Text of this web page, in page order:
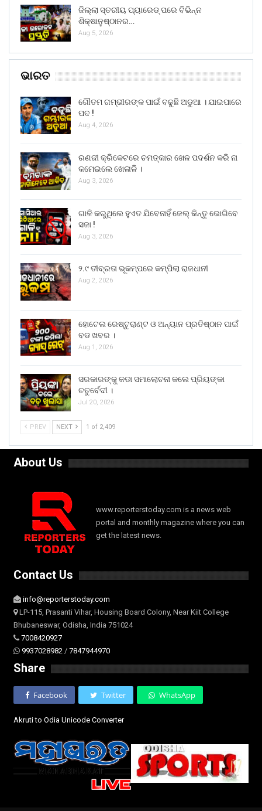
ଜିଲ୍ଲା ସ୍ତରୀୟ ପ୍ୟାରେଡ୍ ପରେ ବିଭିନ୍ନ
ଶିକ୍ଷାନୁଷ୍ଠାନର…
Aug 5, 2026
ଭାରତ
ଗୌତମ ଗମ୍ଭୀରଙ୍କ ପାଇଁ ବଢୁଛି ଅଡୁଆ । ଯାଇପାରେ
ପଦ !
Aug 4, 2026
ରଣଜୀ କ୍ରିକେଟରେ ଚମତ୍କାର ଖେଳ ପଦର୍ଶନ କରି ନା
କମେଇଲେ ଖେଳାଳି ।
Aug 3, 2026
ଗାଳି କରୁଥିଲେ ହୁଏତ ଯିବେନାହିଁ ଜେଲ୍ କିନ୍ତୁ ଭୋଗିବେ
ସଜା !
Aug 3, 2026
୨.୯ ତୀବ୍ରତା ଭୂକମ୍ପରେ କମ୍ପିଲା ରାଜଧାନୀ
Aug 2, 2026
ହୋଟେଲ ରେଷ୍ଟୁରାଣ୍ଟ ଓ ଅନ୍ୟାନ ପ୍ରତିଷ୍ଠାନ ପାଇଁ
ବଡ ଖବର ।
Aug 1, 2026
ସରକାରଙ୍କୁ କଡା ସମାଲୋଚନା କଲେ ପ୍ରିୟଙ୍କା
ଚତୁର୍ବେଦୀ ।
Jul 20, 2026
PREV NEXT 1 of 2,409
About Us
www.reporterstoday.com is a news web
portal and monthly magazine where you can
get the latest news.
Contact Us
info@reporterstoday.com
LP-115, Prasanti Vihar, Housing Board Colony, Near Kiit College
Bhubaneswar, Odisha, India 751024
7008420927
9937028982 / 7847944970
Share
Facebook Twitter WhatsApp
Akruti to Odia Unicode Converter